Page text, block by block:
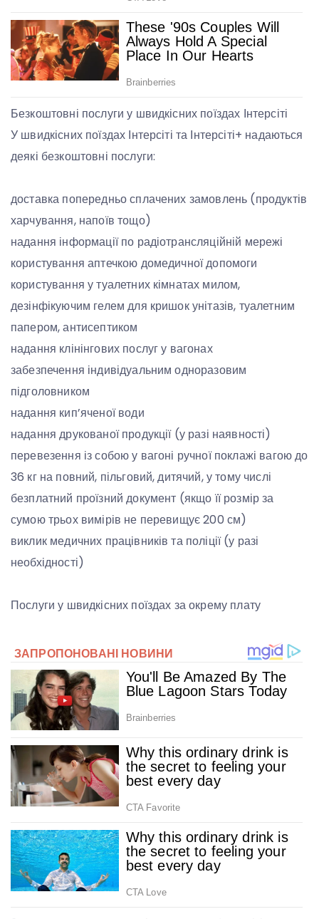
Безкоштовні послуги у швидкісних поїздах Інтерсіті
У швидкісних поїздах Інтерсіті та Інтерсіті+ надаються
деякі безкоштовні послуги:
доставка попередньо сплачених замовлень (продуктів
харчування, напоїв тощо)
надання інформації по радіотрансляційній мережі
користування аптечкою домедичної допомоги
користування у туалетних кімнатах милом,
дезінфікуючим гелем для кришок унітазів, туалетним
папером, антисептиком
надання клінінгових послуг у вагонах
забезпечення індивідуальним одноразовим
підголовником
надання кип’яченої води
надання друкованої продукції (у разі наявності)
перевезення із собою у вагоні ручної поклажі вагою до
36 кг на повний, пільговий, дитячий, у тому числі
безплатний проїзний документ (якщо її розмір за
сумою трьох вимірів не перевищує 200 см)
виклик медичних працівників та поліції (у разі
необхідності)
Послуги у швидкісних поїздах за окрему плату